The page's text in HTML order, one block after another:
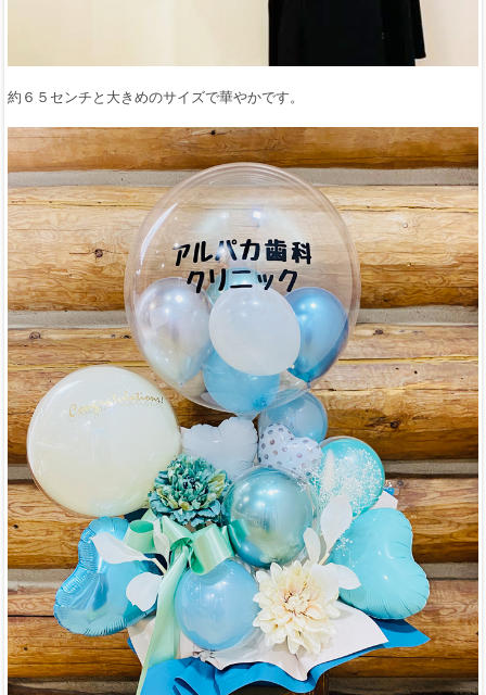
約６５センチと大きめのサイズで華やかです。